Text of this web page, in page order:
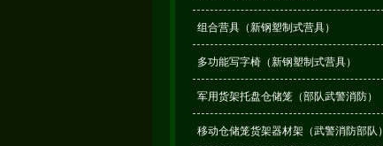
组合营具（新钢塑制式营具）
多功能写字椅（新钢塑制式营具）
军用货架托盘仓储笼（部队武警消防）
移动仓储笼货架器材架（武警消防部队）